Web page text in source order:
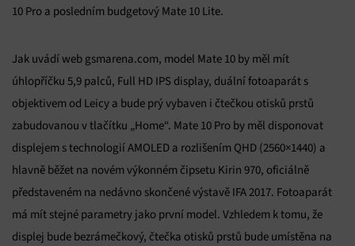
10 Pro a posledním budgetový Mate 10 Lite.
Jak uvádí web gsmarena.com, model Mate 10 by měl mít
úhlopříčku 5,9 palců, Full HD IPS display, duální fotoaparát s
objektivem od Leicy a bude prý vybaven i čtečkou otisků prstů
zabudovanou v tlačítku „Home“. Mate 10 Pro by měl disponovat
displejem s technologií AMOLED a rozlišením QHD (2560×1440) a
hlavně běžet na novém výkonném čipsetu Kirin 970, oficiálně
představeném na nedávno skončené výstavě IFA 2017. Fotoaparát
má mít stejné parametry jako první model. Vzhledem k tomu, že
displej bude bezrámečkový, čtečka otisků prstů bude umístěna na